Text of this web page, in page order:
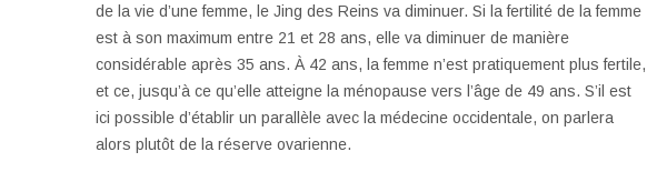
de la vie d’une femme, le Jing des Reins va diminuer. Si la fertilité de la femme
est à son maximum entre 21 et 28 ans, elle va diminuer de manière
considérable après 35 ans. À 42 ans, la femme n’est pratiquement plus fertile,
et ce, jusqu’à ce qu’elle atteigne la ménopause vers l’âge de 49 ans. S’il est
ici possible d’établir un parallèle avec la médecine occidentale, on parlera
alors plutôt de la réserve ovarienne.